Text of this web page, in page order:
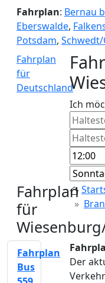
Fahrplan: Bernau
Eberswalde,
Potsdam, Schwedt/
Fahrplan
für
Deutschland
Ich
Fahrplan
für
Der
Fahrplan
Bus